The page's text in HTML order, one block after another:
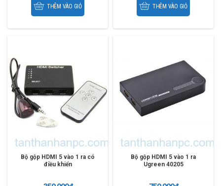
THÊM VÀO GIỎ THÊM VÀO GIỎ
Bộ gộp HDMI 5 vào 1 ra có
điều khiển
Bộ gộp HDMI 5 vào 1 ra
Ugreen 40205